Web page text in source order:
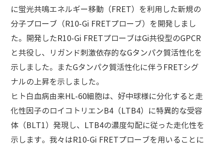
に蛍光共鳴エネルギー移動（FRET）を利用した新規の
分子プローブ（R10-Gi FRETプローブ）を開発しまし
た。開発したR10-Gi FRETプローブはGi共役型のGPCR
と共役し、リガンド刺激依存的なGタンパク質活性化を
示しました。またGタンパク質活性化に伴うFRETシグ
ナルの上昇を示しました。
ヒト白血病由来HL-60細胞は、好中球様に分化すると走
化性因子のロイコトリエンB4（LTB4）に特異的な受容
体（BLT1）発現し、LTB4の濃度勾配に従った走化性を
示します。我々はR10-Gi FRETプローブを用いることに